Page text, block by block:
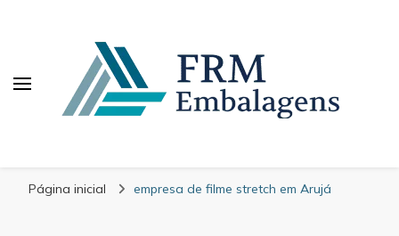
Página inicial empresa de filme stretch em Arujá